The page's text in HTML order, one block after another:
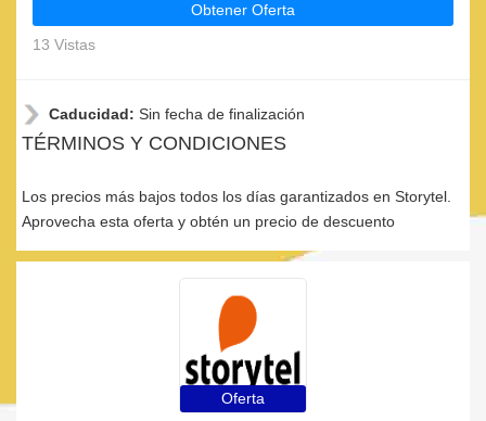
Obtener Oferta
13 Vistas
Caducidad: Sin fecha de finalización
TÉRMINOS Y CONDICIONES
Los precios más bajos todos los días garantizados en Storytel.
Aprovecha esta oferta y obtén un precio de descuento
Oferta